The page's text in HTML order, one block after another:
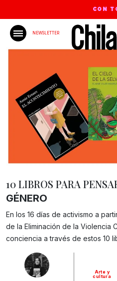
CON
NEWSLETTER
Arte y
cultura
10 LIBROS PARA
GÉNERO
En los 16 días de activismo a
de la Eliminación de la Violencia
conciencia a través de estos 10